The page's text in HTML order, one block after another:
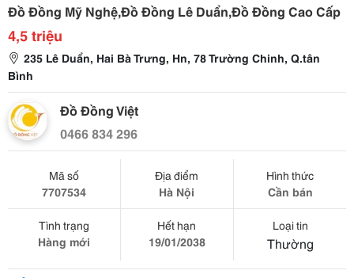
Đồ Đồng Mỹ Nghệ,Đồ Đồng Lê Duẩn,Đồ Đồng Cao Cấp
4,5 triệu
235 Lê Duẩn, Hai Bà Trưng, Hn, 78 Trường Chinh, Q.tân
Bình
Đồ Đồng Việt
0466 834 296
Mã số
7707534
Địa điểm
Hà Nội
Hình thức
Cần bán
Tình trạng
Hàng mới
Hết hạn
19/01/2038
Loại tin
Thường